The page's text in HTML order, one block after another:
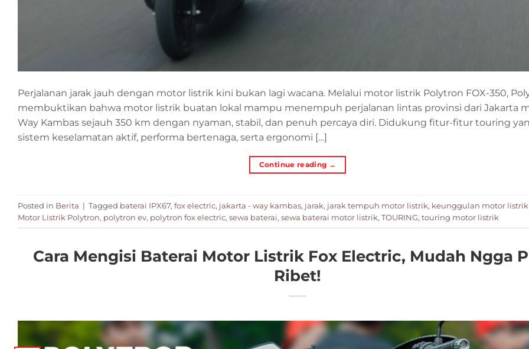
Perjalanan jarak jauh dengan motor listrik kini bukan lagi wacana. Melalui motor listrik Polytron FOX-350,
membuktikan bahwa motor listrik buatan lokal mampu menempuh perjalanan lintas provinsi dari Jakarta
Way Kambas sejauh 350 km dengan nyaman, stabil, dan penuh percaya diri. Didukung fitur-fitur touring
sistem keselamatan aktif, performa bertenaga, serta ergonomi […]
Continue reading →
Posted in Berita | Tagged baterai IPX67, fox electric, jakarta - way kambas, jarak, jarak tempuh motor listrik, keunggulan motor
Motor Listrik Polytron, polytron ev, polytron fox electric, sewa baterai, sewa baterai motor listrik, TOURING, touring motor listrik
Cara Mengisi Baterai Motor Listrik Fox Electric, Mudah Ngga
Ribet!